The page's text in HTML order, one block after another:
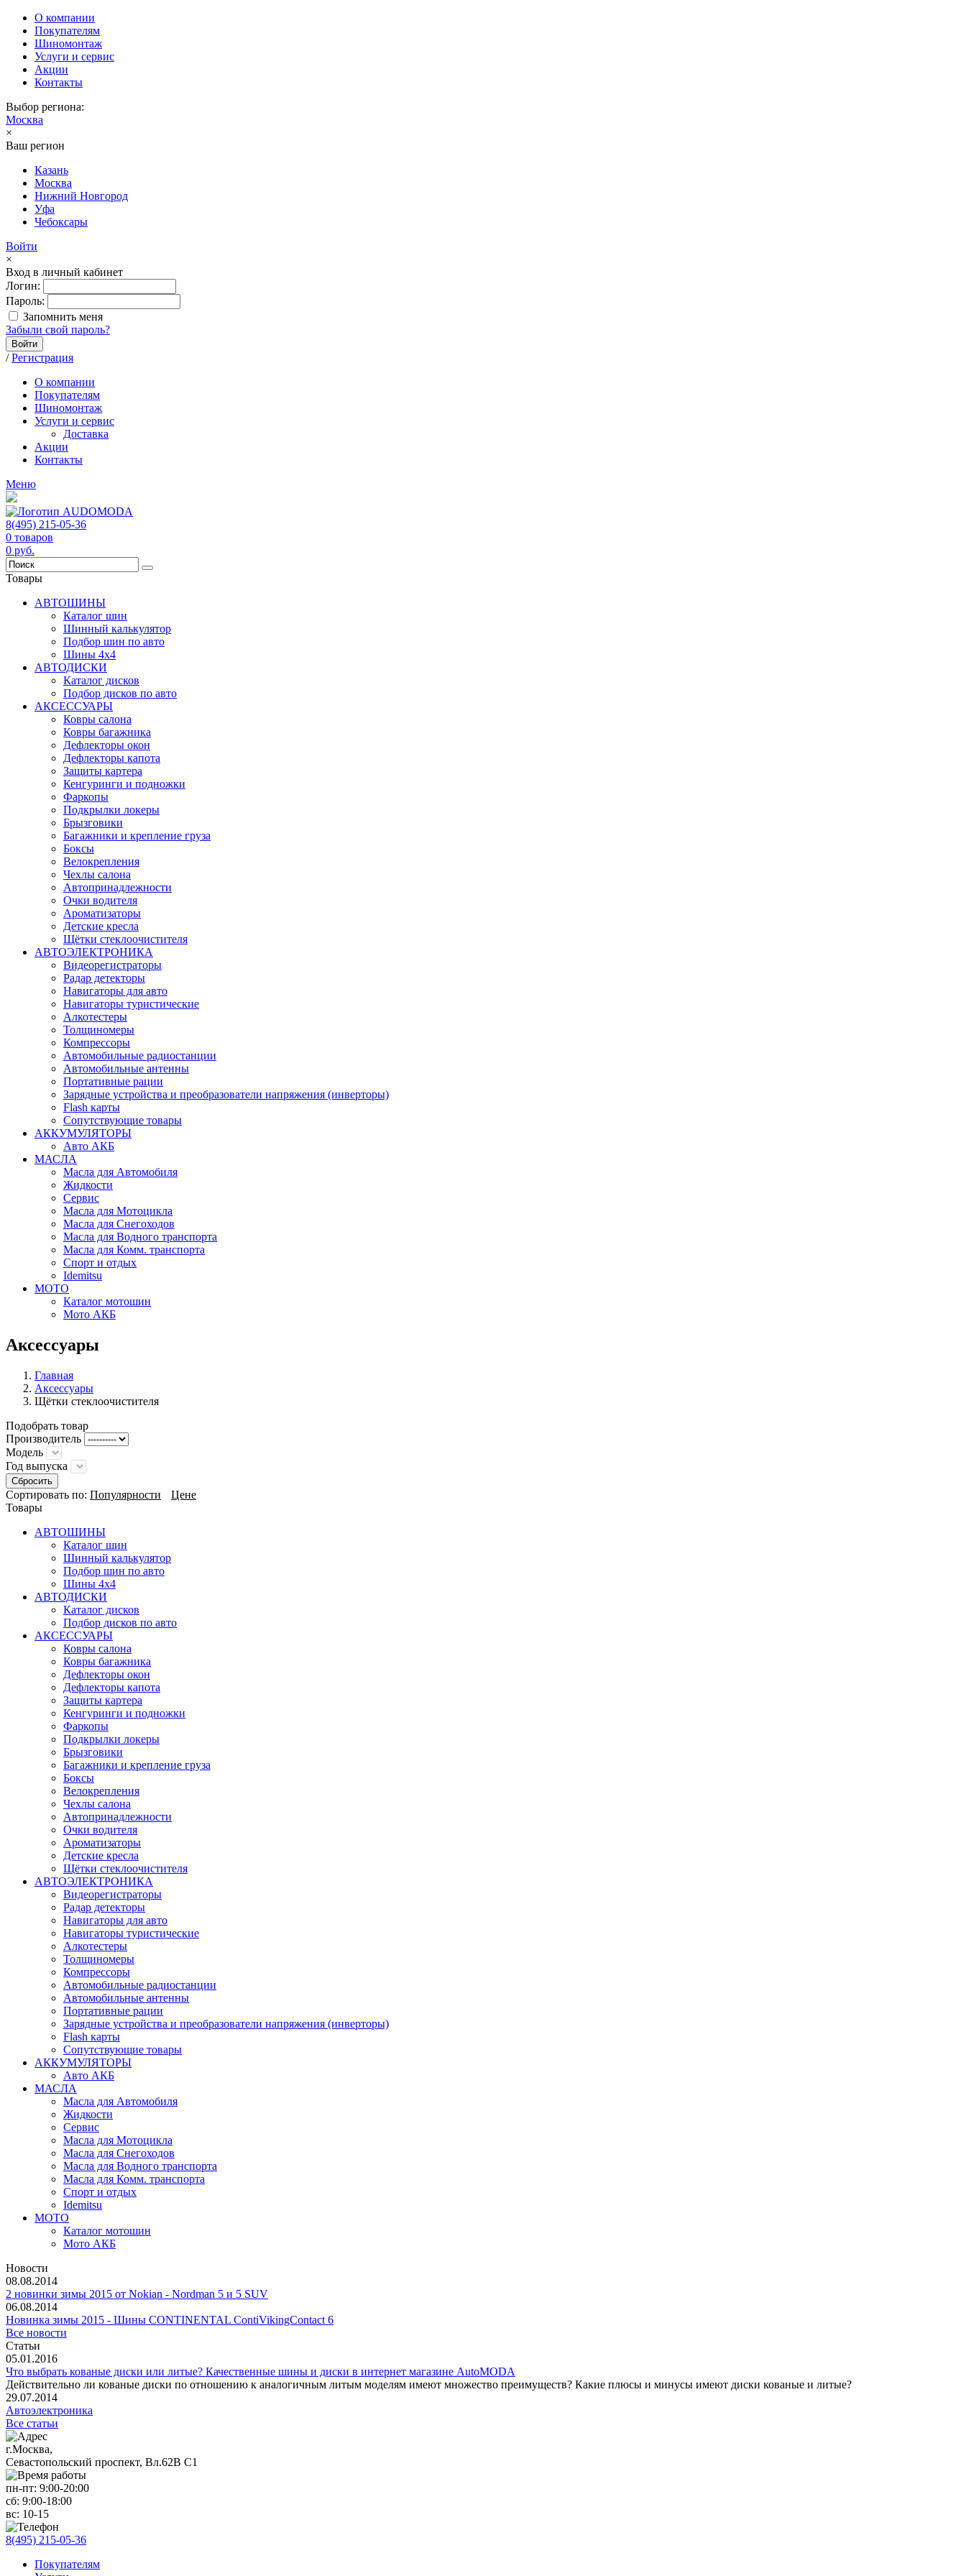
О компании
Покупателям
Шиномонтаж
Услуги и сервис
Акции
Контакты
Выбор региона:
Москва
×
Ваш регион
Казань
Москва
Нижний Новгород
Уфа
Чебоксары
Войти
×
Вход в личный кабинет
Логин:
Пароль:
Запомнить меня
Забыли свой пароль?
Войти
/ Регистрация
О компании
Покупателям
Шиномонтаж
Услуги и сервис
Доставка
Акции
Контакты
Меню
8(495) 215-05-36
0 товаров
0 руб.
Товары
АВТОШИНЫ
Каталог шин
Шинный калькулятор
Подбор шин по авто
Шины 4x4
АВТОДИСКИ
Каталог дисков
Подбор дисков по авто
АКСЕССУАРЫ
Ковры салона
Ковры багажника
Дефлекторы окон
Дефлекторы капота
Защиты картера
Кенгуринги и подножки
Фаркопы
Подкрылки локеры
Брызговики
Багажники и крепление груза
Боксы
Велокрепления
Чехлы салона
Автопринадлежности
Очки водителя
Ароматизаторы
Детские кресла
Щётки стеклоочистителя
АВТОЭЛЕКТРОНИКА
Видеорегистраторы
Радар детекторы
Навигаторы для авто
Навигаторы туристические
Алкотестеры
Толщиномеры
Компрессоры
Автомобильные радиостанции
Автомобильные антенны
Портативные рации
Зарядные устройства и преобразователи напряжения (инверторы)
Flash карты
Сопутствующие товары
АККУМУЛЯТОРЫ
Авто АКБ
МАСЛА
Масла для Автомобиля
Жидкости
Сервис
Масла для Мотоцикла
Масла для Снегоходов
Масла для Водного транспорта
Масла для Комм. транспорта
Спорт и отдых
Idemitsu
МОТО
Каталог мотошин
Мото АКБ
Aксессуары
Главная
Аксессуары
Щётки стеклоочистителя
Подобрать товар
Производитель
Модель
Год выпуска
Сбросить
Сортировать по: Популярности
Цене
Товары
АВТОШИНЫ
Каталог шин
Шинный калькулятор
Подбор шин по авто
Шины 4x4
АВТОДИСКИ
Каталог дисков
Подбор дисков по авто
АКСЕССУАРЫ
Ковры салона
Ковры багажника
Дефлекторы окон
Дефлекторы капота
Защиты картера
Кенгуринги и подножки
Фаркопы
Подкрылки локеры
Брызговики
Багажники и крепление груза
Боксы
Велокрепления
Чехлы салона
Автопринадлежности
Очки водителя
Ароматизаторы
Детские кресла
Щётки стеклоочистителя
АВТОЭЛЕКТРОНИКА
Видеорегистраторы
Радар детекторы
Навигаторы для авто
Навигаторы туристические
Алкотестеры
Толщиномеры
Компрессоры
Автомобильные радиостанции
Автомобильные антенны
Портативные рации
Зарядные устройства и преобразователи напряжения (инверторы)
Flash карты
Сопутствующие товары
АККУМУЛЯТОРЫ
Авто АКБ
МАСЛА
Масла для Автомобиля
Жидкости
Сервис
Масла для Мотоцикла
Масла для Снегоходов
Масла для Водного транспорта
Масла для Комм. транспорта
Спорт и отдых
Idemitsu
МОТО
Каталог мотошин
Мото АКБ
Новости
08.08.2014
2 новинки зимы 2015 от Nokian - Nordman 5 и 5 SUV
06.08.2014
Новинка зимы 2015 - Шины CONTINENTAL ContiVikingContact 6
Все новости
Статьи
05.01.2016
Что выбрать кованые диски или литые? Качественные шины и диски в интернет магазине AutoMODA
Действительно ли кованые диски по отношению к аналогичным литым моделям имеют множество преимуществ? Какие плюсы и минусы имеют диски кованые и литые?
29.07.2014
Автоэлектроника
Все статьи
г.Москва,
Севастопольский проспект, Вл.62В С1
пн-пт: 9:00-20:00
сб: 9:00-18:00
вс: 10-15
8(495) 215-05-36
Покупателям